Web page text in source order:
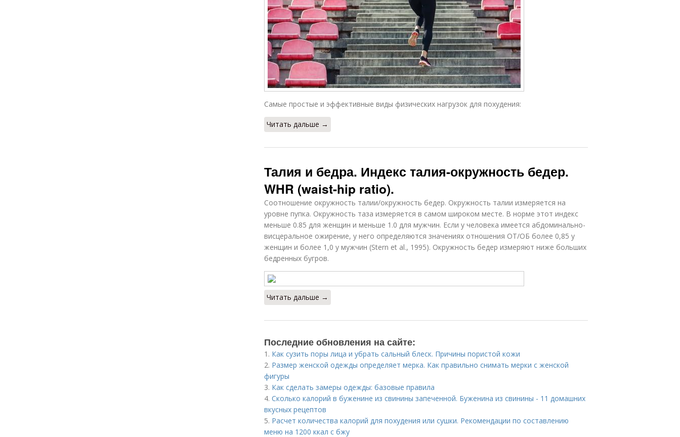
Самые простые и эффективные виды физических нагрузок для похудения:
Читать дальше →
Талия и бедра. Индекс талия-окружность бедер.
WHR (waist-hip ratio).
Соотношение окружность талии/окружность бедер. Окружность талии измеряется на
уровне пупка. Окружность таза измеряется в самом широком месте. В норме этот индекс
меньше 0.85 для женщин и меньше 1.0 для мужчин. Если у человека имеется абдоминально-
висцеральное ожирение, у него определяются значениях отношения ОТ/ОБ более 0,85 у
женщин и более 1,0 у мужчин (Stern et al., 1995). Окружность бедер измеряют ниже больших
бедренных бугров.
Читать дальше →
Последние обновления на сайте:
1. Как сузить поры лица и убрать сальный блеск. Причины пористой кожи
2. Размер женской одежды определяет мерка. Как правильно снимать мерки с женской
фигуры
3. Как сделать замеры одежды: базовые правила
4. Сколько калорий в буженине из свинины запеченной. Буженина из свинины - 11 домашних
вкусных рецептов
5. Расчет количества калорий для похудения или сушки. Рекомендации по составлению
меню на 1200 ккал с бжу